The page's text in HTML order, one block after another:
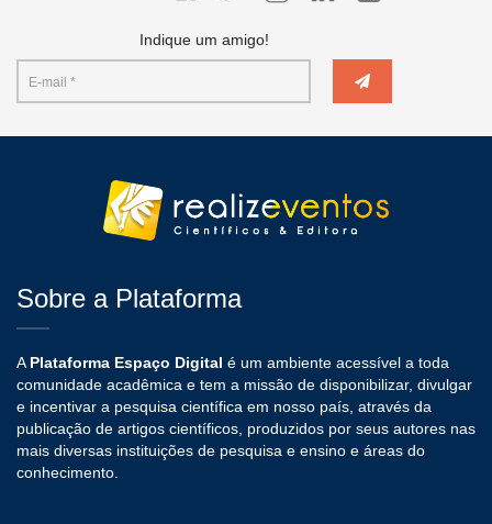
Indique um amigo!
Sobre a Plataforma
A Plataforma Espaço Digital é um ambiente acessível a toda
comunidade acadêmica e tem a missão de disponibilizar, divulgar
e incentivar a pesquisa científica em nosso país, através da
publicação de artigos científicos, produzidos por seus autores nas
mais diversas instituições de pesquisa e ensino e áreas do
conhecimento.